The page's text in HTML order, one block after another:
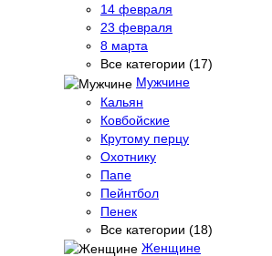
14 февраля
23 февраля
8 марта
Все категории (17)
Мужчине
Кальян
Ковбойские
Крутому перцу
Охотнику
Папе
Пейнтбол
Пенек
Все категории (18)
Женщине